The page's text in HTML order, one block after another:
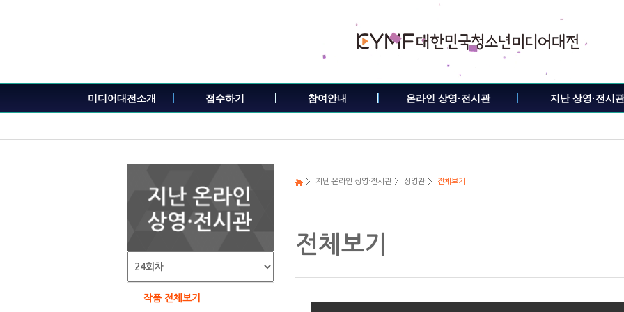
가
미디어대전소개 접수하기 참여안내 온라인 상영·전시관 지난 상영·전시관
작품 전체보기
지난 온라인 상영·전시관 상영관 전체보기
전체보기